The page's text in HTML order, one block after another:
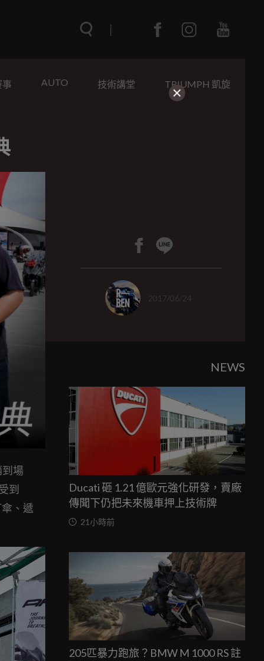
事 AUTO 技術講堂 TRIUMPH 凱旋
2017/06/24
場
到
、遞
NEWS
Ducati 砸 1.21 億歐元強化研發，賣廠
傳聞下仍把未來機車押上技術牌
21小時前
205匹暴力跑旅？BMW M 1000 RS 註